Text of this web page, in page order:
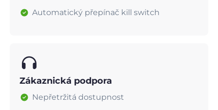
Automatický přepínač kill switch
Zákaznická podpora
Nepřetržitá dostupnost